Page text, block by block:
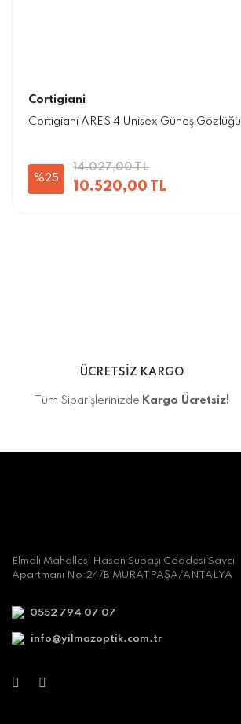
Cortigiani
Cortigiani ARES 4 Unisex Güneş Gözlüğü
%25
14.027,00 TL
10.520,00 TL
ÜCRETSİZ KARGO
Tüm Siparişlerinizde Kargo Ücretsiz!
Elmalı Mahallesi Hasan Subaşı Caddesi Savcı
Apartmanı No:24/B MURATPAŞA/ANTALYA
0552 794 07 07
info@yilmazoptik.com.tr